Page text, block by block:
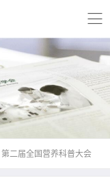
二届全国营养科普大会